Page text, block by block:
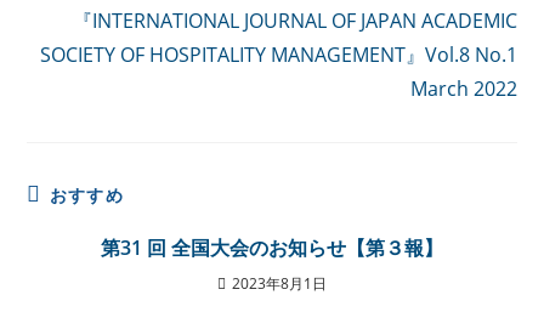
『INTERNATIONAL JOURNAL OF JAPAN ACADEMIC
SOCIETY OF HOSPITALITY MANAGEMENT』Vol.8 No.1
March 2022
おすすめ
第31 回 全国大会のお知らせ【第３報】
2023年8月1日